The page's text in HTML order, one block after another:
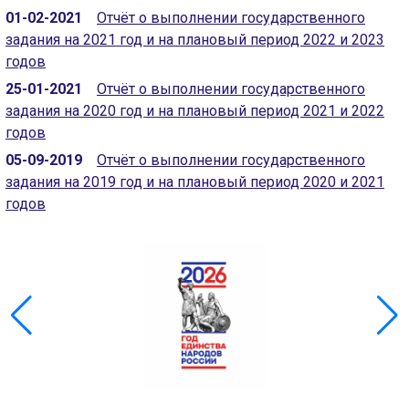
01-02-2021
Отчёт о выполнении государственного
задания на 2021 год и на плановый период 2022 и 2023
годов
25-01-2021
Отчёт о выполнении государственного
задания на 2020 год и на плановый период 2021 и 2022
годов
05-09-2019
Отчёт о выполнении государственного
задания на 2019 год и на плановый период 2020 и 2021
годов